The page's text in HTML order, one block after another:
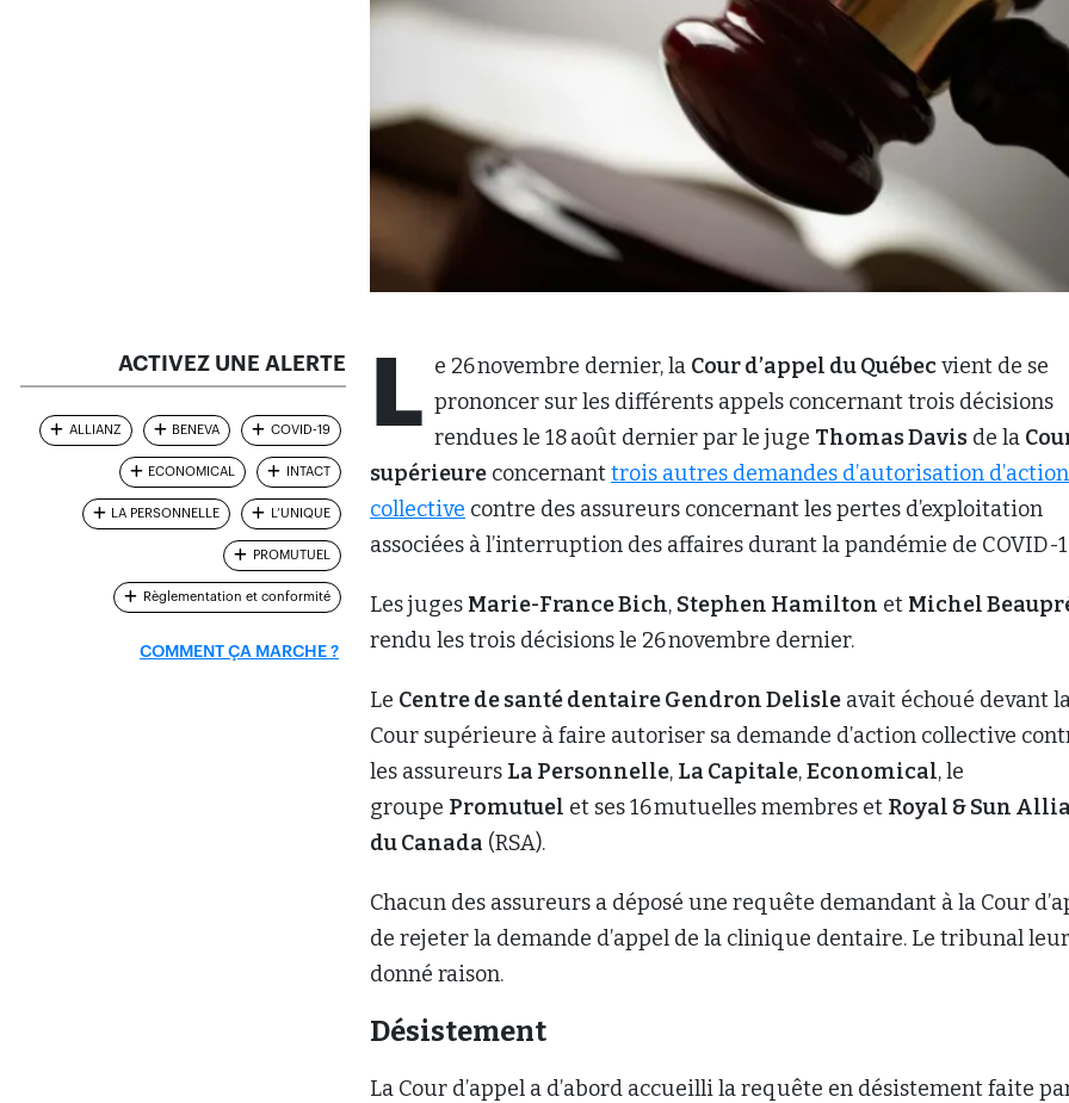
L e 26 novembre dernier, la Cour d’appel du Québecvient de se
prononcer sur les différents appels concernant trois décisions
rendues le 18 août dernier par le juge Thomas Davis de la
supérieure concernanttrois autres demandes d’autorisation d’action
collective contre des assureurs concernant les pertes d’exploitation
associées à l’interruption des affaires durant la pandémie de COVID-
Les juges Marie-France Bich, Stephen Hamilton et Michel
rendu les trois décisions le 26 novembre dernier.
Le Centre de santé dentaire Gendron Delisle avait échoué devant
Cour supérieure à faire autoriser sa demande d’action collective
les assureurs La Personnelle, La Capitale,Economical, le
groupe Promutuel et ses 16 mutuelles membres et Royal & Sun
du Canada (RSA).
Chacun des assureurs a déposé une requête demandant à la Cour
de rejeter la demande d’appel de la clinique dentaire. Le tribunal
donné raison.
Désistement
La Cour d’appel a d’abord accueilli la requête en désistement faite
ACTIVEZ UNE ALERTE
ALLIANZ BENEVA COVID-19
ECONOMICAL INTACT
LA PERSONNELLE L’UNIQUE
PROMUTUEL
Règlementation et conformité
COMMENT ÇA MARCHE ?